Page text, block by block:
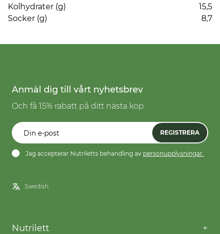
Kolhydrater (g)
15,5
Socker (g)
8,7
Anmäl dig till vårt nyhetsbrev
Och få 15% rabatt på ditt nästa köp
REGISTRERA
Jag accepterar Nutriletts behandling av personupplysningar.
Nutrilett